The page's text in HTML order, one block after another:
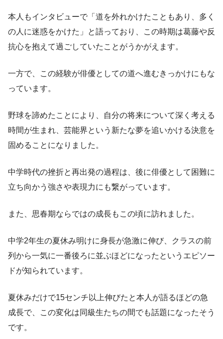
本人もインタビューで「道を外れかけたこともあり、多く
の人に迷惑をかけた」と語っており、この時期は葛藤や反
抗心を抱えて過ごしていたことがうかがえます。
一方で、この経験が俳優としての道へ進むきっかけにもな
っています。
野球を諦めたことにより、自分の将来について深く考える
時間が生まれ、芸能界という新たな夢を追いかける決意を
固めることになりました。
中学時代の挫折と再出発の過程は、後に俳優として困難に
立ち向かう強さや表現力にも繋がっています。
また、思春期ならではの成長もこの頃に訪れました。
中学2年生の夏休み明けに身長が急激に伸び、クラスの前
列から一気に一番後ろに並ぶほどになったというエピソー
ドが知られています。
夏休みだけで15センチ以上伸びたと本人が語るほどの急
成長で、この変化は同級生たちの間でも話題になったそう
です。